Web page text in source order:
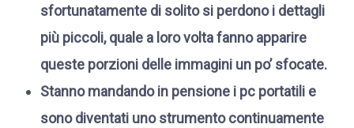
sfortunatamente di solito si perdono i dettagli
più piccoli, quale a loro volta fanno apparire
queste porzioni delle immagini un po’ sfocate.
Stanno mandando in pensione i pc portatili e
sono diventati uno strumento continuamente